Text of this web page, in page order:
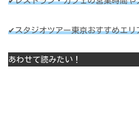
✔スタジオツアー東京おすすめエリ
あわせて読みたい！